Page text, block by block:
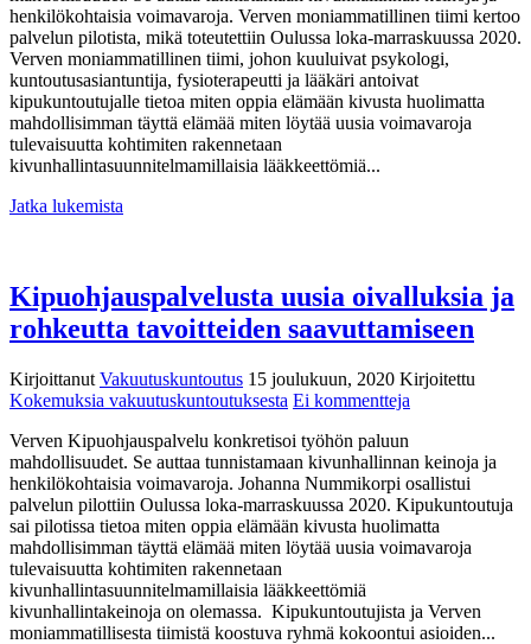
kohti
kivusta
huolimatta
henkilökohtaisia voimavaroja. Verven moniammatillinen tiimi kertoo
palvelun pilotista, mikä toteutettiin Oulussa loka-marraskuussa 2020.
Verven moniammatillinen tiimi, johon kuuluivat psykologi,
kuntoutusasiantuntija, fysioterapeutti ja lääkäri antoivat
kipukuntoutujalle tietoa miten oppia elämään kivusta huolimatta
mahdollisimman täyttä elämää miten löytää uusia voimavaroja
tulevaisuutta kohtimiten rakennetaan
kivunhallintasuunnitelmamillaisia lääkkeettömiä...
Jatka lukemista
Kipuohjauspalvelusta uusia oivalluksia ja
rohkeutta tavoitteiden saavuttamiseen
Kirjoittanut Vakuutuskuntoutus 15 joulukuun, 2020 Kirjoitettu
Kokemuksia vakuutuskuntoutuksesta Ei kommentteja
oivalluksia
ja
rohkeutta
tavoitteiden
saavuttamiseen
Verven Kipuohjauspalvelu konkretisoi työhön paluun
mahdollisuudet. Se auttaa tunnistamaan kivunhallinnan keinoja ja
henkilökohtaisia voimavaroja. Johanna Nummikorpi osallistui
palvelun pilottiin Oulussa loka-marraskuussa 2020. Kipukuntoutuja
sai pilotissa tietoa miten oppia elämään kivusta huolimatta
mahdollisimman täyttä elämää miten löytää uusia voimavaroja
tulevaisuutta kohtimiten rakennetaan
kivunhallintasuunnitelmamillaisia lääkkeettömiä
kivunhallintakeinoja on olemassa. Kipukuntoutujista ja Verven
moniammatillisesta tiimistä koostuva ryhmä kokoontui asioiden...